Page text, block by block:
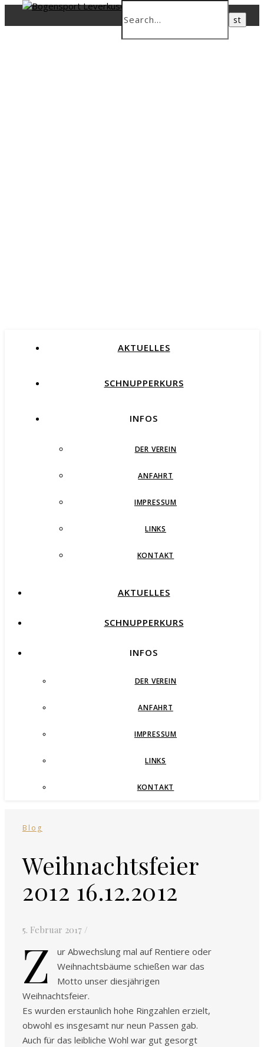
AKTUELLES
SCHNUPPERKURS
INFOS
DER VEREIN
ANFAHRT
IMPRESSUM
LINKS
KONTAKT
AKTUELLES
SCHNUPPERKURS
INFOS
DER VEREIN
ANFAHRT
IMPRESSUM
LINKS
KONTAKT
Blog
Weihnachtsfeier
2012 16.12.2012
5. Februar 2017 /
Z
ur Abwechslung mal auf Rentiere oder
Weihnachtsbäume schießen war das
Motto unser diesjährigen
Weihnachtsfeier.
Es wurden erstaunlich hohe Ringzahlen erzielt,
obwohl es insgesamt nur neun Passen gab.
Auch für das leibliche Wohl war gut gesorgt